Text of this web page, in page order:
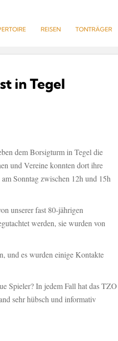
REISEN TONTRÄGER
in Tegel
dem Borsigturm in Tegel die
und Vereine konnten dort ihre
Sonntag zwischen 12h und 15h
unserer fast 80-jährigen
werden, sie wurden von
und es wurden einige Kontakte
Spieler? In jedem Fall hat das TZO
sehr hübsch und informativ